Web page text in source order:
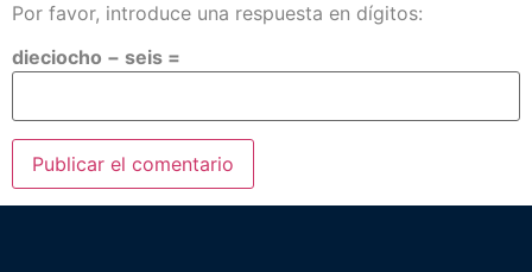
Por favor, introduce una respuesta en dígitos:
dieciocho − seis =